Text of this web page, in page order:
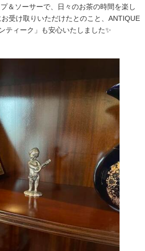
＆ソーサーで、日々のお茶の時間を楽し
受け取りいただけたとのこと、ANTIQUE
ティーク」も安心いたしました✨